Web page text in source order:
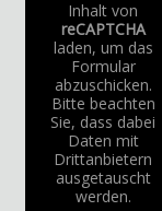
Inhalt von
reCAPTCHA
laden, um das
Formular
abzuschicken.
Bitte beachten
Sie, dass dabei
Daten mit
Drittanbietern
ausgetauscht
werden.